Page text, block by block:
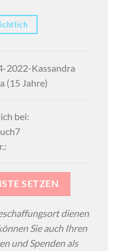
2022-Kassandra
(15 Jahre)
bei:
SETZEN
dienen
Sie auch Ihren
und Spenden als